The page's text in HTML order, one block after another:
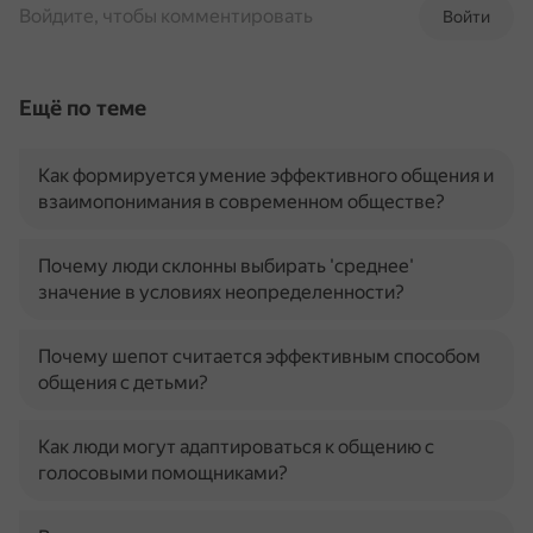
Войти
Войдите, чтобы комментировать
Ещё по теме
Как формируется умение эффективного общения и
взаимопонимания в современном обществе?
Почему люди склонны выбирать 'среднее'
значение в условиях неопределенности?
Почему шепот считается эффективным способом
общения с детьми?
Как люди могут адаптироваться к общению с
голосовыми помощниками?